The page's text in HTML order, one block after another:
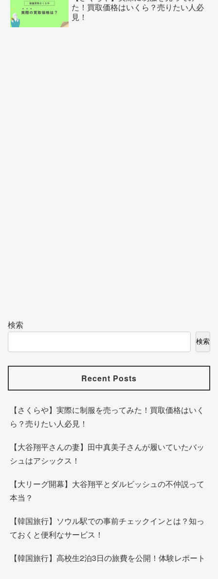
た！買取価格はいくら？売りたい人必
見！
検索
検索
Recent Posts
【さくらや】実際に制服を売ってみた！買取価格はいく
ら？売りたい人必見！
【大谷翔平さんの妻】田中真美子さんが履いていたバッ
シュはアシックス！
【大リーグ開幕】大谷翔平とダルビッシュの不仲説って
本当？
【韓国旅行】ソウル駅での事前チェックインとは？知っ
ておくと便利なサービス！
【韓国旅行】高校生2泊3日の旅費を公開！体験レポート